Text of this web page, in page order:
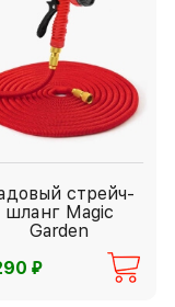
стрейч-
шланг Magic
Garden
⃏